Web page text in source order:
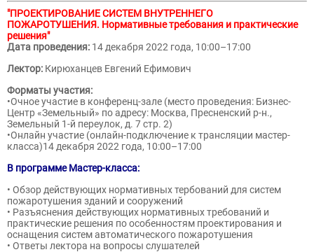
"ПРОЕКТИРОВАНИЕ СИСТЕМ ВНУТРЕННЕГО
ПОЖАРОТУШЕНИЯ. Нормативные требования и практические
решения"
Дата проведения: 14 декабря 2022 года, 10:00–17:00
Лектор: Кирюханцев Евгений Ефимович
Форматы участия:
•Очное участие в конференц-зале (место проведения: Бизнес-
Центр «Земельный» по адресу: Москва, Пресненский р-н.,
Земельный 1-й переулок, д. 7 стр. 2)
•Онлайн участие (онлайн-подключение к трансляции мастер-
класса)14 декабря 2022 года, 10:00–17:00
В программе Мастер-класса:
• Обзор действующих нормативных тербований для систем
пожаротушения зданий и сооружений
• Разъяснения действующих нормативных требований и
практические решения по особенностям проектирования и
оснащения систем автоматического пожаротушения
• Ответы лектора на вопросы слушателей